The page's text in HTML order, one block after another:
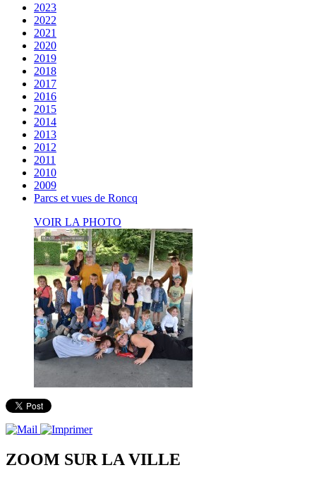
2023
2022
2021
2020
2019
2018
2017
2016
2015
2014
2013
2012
2011
2010
2009
Parcs et vues de Roncq
VOIR LA PHOTO
ZOOM SUR LA VILLE